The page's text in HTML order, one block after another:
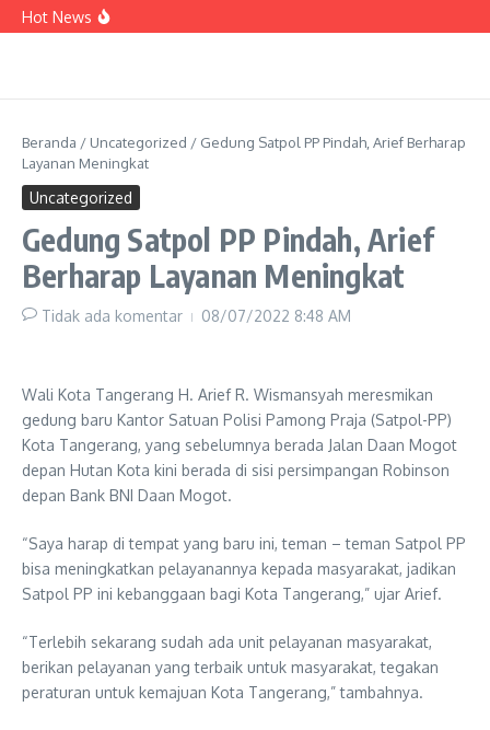
Lewati ke konten
Hot News
Kadinsos Kota Tangerang : Data 3.021
Beranda / Uncategorized / Gedung Satpol PP Pindah, Arief Berharap
Layanan Meningkat
Uncategorized
Gedung Satpol PP Pindah, Arief
Berharap Layanan Meningkat
Tidak ada komentar 08/07/2022 8:48 AM
Wali Kota Tangerang H. Arief R. Wismansyah meresmikan
gedung baru Kantor Satuan Polisi Pamong Praja (Satpol-PP)
Kota Tangerang, yang sebelumnya berada Jalan Daan Mogot
depan Hutan Kota kini berada di sisi persimpangan Robinson
depan Bank BNI Daan Mogot.
“Saya harap di tempat yang baru ini, teman – teman Satpol PP
bisa meningkatkan pelayanannya kepada masyarakat, jadikan
Satpol PP ini kebanggaan bagi Kota Tangerang,” ujar Arief.
“Terlebih sekarang sudah ada unit pelayanan masyarakat,
berikan pelayanan yang terbaik untuk masyarakat, tegakan
peraturan untuk kemajuan Kota Tangerang,” tambahnya.